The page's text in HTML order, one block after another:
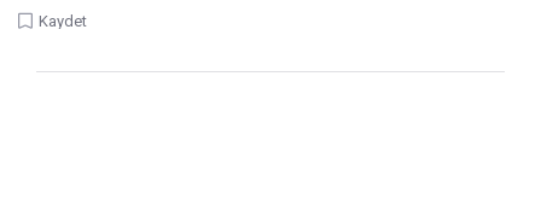
Kaydet